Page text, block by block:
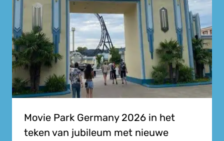
Movie Park Germany 2026 in het
teken van jubileum met nieuwe